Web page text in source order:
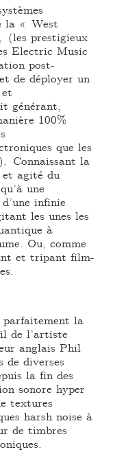
la « West
(les prestigieux
Electric Music
post-
de déployer un
générant,
100%
que les
Connaissant la
et agité du
une
infinie
les unes les
à
Ou, comme
et tripant film-
la
de l’artiste
anglais Phil
de diverses
la fin des
sonore hyper
textures
harsh noise à
de timbres